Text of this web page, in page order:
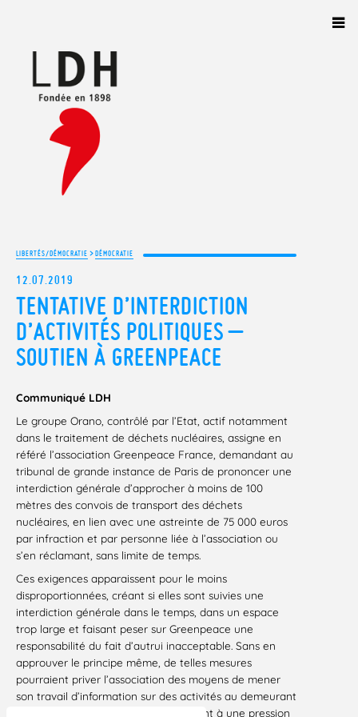
LIBERTÉS/DÉMOCRATIE >DÉMOCRATIE
12.07.2019
TENTATIVE D’INTERDICTION
D’ACTIVITÉS POLITIQUES –
SOUTIEN À GREENPEACE
Communiqué LDH
Le groupe Orano, contrôlé par l’Etat, actif notamment
dans le traitement de déchets nucléaires, assigne en
référé l’association Greenpeace France, demandant au
tribunal de grande instance de Paris de prononcer une
interdiction générale d’approcher à moins de 100
mètres des convois de transport des déchets
nucléaires, en lien avec une astreinte de 75 000 euros
par infraction et par personne liée à l’association ou
s’en réclamant, sans limite de temps.
Ces exigences apparaissent pour le moins
disproportionnées, créant si elles sont suivies une
interdiction générale dans le temps, dans un espace
trop large et faisant peser sur Greenpeace une
responsabilité du fait d’autrui inacceptable. Sans en
approuver le principe même, de telles mesures
pourraient priver l’association des moyens de mener
son travail d’information sur des activités au demeurant
opaques et dangereuses, en l’exposant à une pression